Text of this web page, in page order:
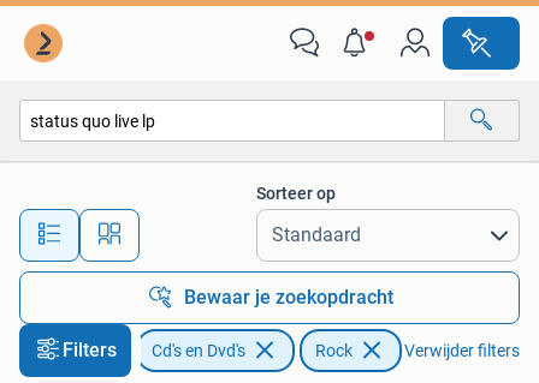
Alle afstanden…
Sorteer op
Bewaar je zoekopdracht
Filters Cd's en Dvd's Rock Verwijder filters